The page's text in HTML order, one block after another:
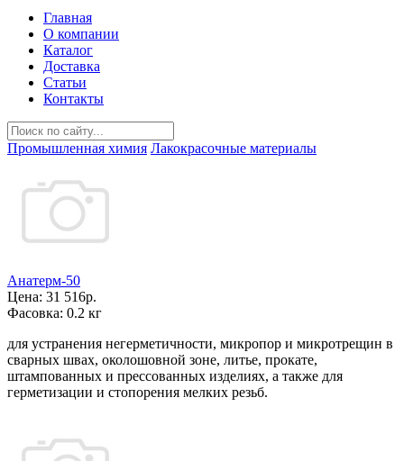
Главная
О компании
Каталог
Доставка
Статьи
Контакты
Промышленная химия Лакокрасочные материалы
Анатерм-50
Цена: 31 516р.
Фасовка: 0.2 кг
для устранения негерметичности, микропор и микротрещин в
сварных швах, околошовной зоне, литье, прокате,
штампованных и прессованных изделиях, а также для
герметизации и стопорения мелких резьб.